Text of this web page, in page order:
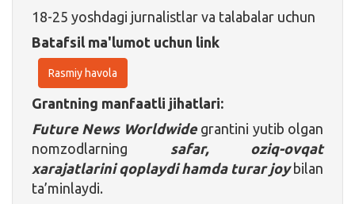
18-25 yoshdagi jurnalistlar va talabalar uchun
Batafsil ma'lumot uchun link
Rasmiy havola
Grantning manfaatli jihatlari:
Future News Worldwidegrantini yutib olgan
nomzodlarning safar, oziq-ovqat
xarajatlarini qoplaydi hamda turar joybilan
ta’minlaydi.